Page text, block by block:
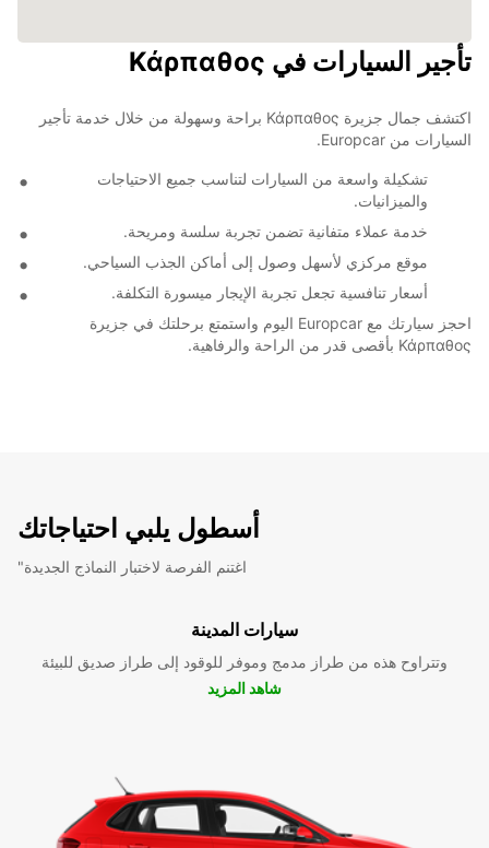
تأجير السيارات في Κάρπαθος
اكتشف جمال جزيرة Κάρπαθος براحة وسهولة من خلال خدمة تأجير
السيارات من Europcar.
تشكيلة واسعة من السيارات لتناسب جميع الاحتياجات
والميزانيات.
خدمة عملاء متفانية تضمن تجربة سلسة ومريحة.
موقع مركزي لأسهل وصول إلى أماكن الجذب السياحي.
أسعار تنافسية تجعل تجربة الإيجار ميسورة التكلفة.
احجز سيارتك مع Europcar اليوم واستمتع برحلتك في جزيرة
Κάρπαθος بأقصى قدر من الراحة والرفاهية.
أسطول يلبي احتياجاتك
"اغتنم الفرصة لاختبار النماذج الجديدة
سيارات المدينة
وتتراوح هذه من طراز مدمج وموفر للوقود إلى طراز صديق للبيئة
شاهد المزيد